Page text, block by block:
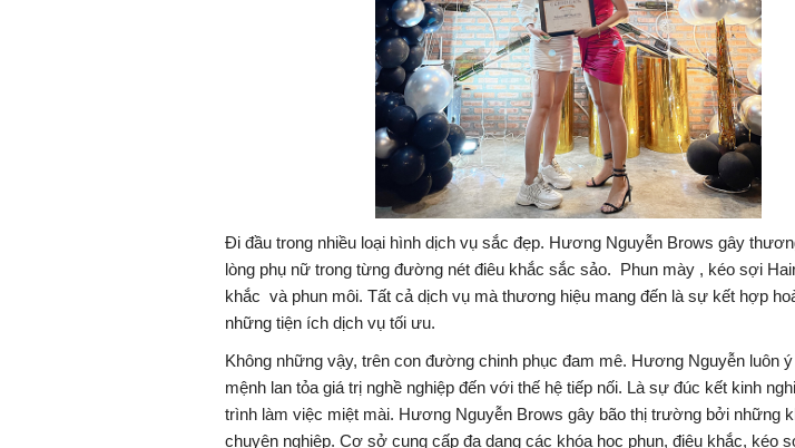
Đi đầu trong nhiều loại hình dịch vụ sắc đẹp. Hương Nguyễn Brows gây
lòng phụ nữ trong từng đường nét điêu khắc sắc sảo. Phun mày , kéo sợi
khắc và phun môi. Tất cả dịch vụ mà thương hiệu mang đến là sự kết hợp
những tiện ích dịch vụ tối ưu.
Không những vậy, trên con đường chinh phục đam mê. Hương Nguyễn luôn
mệnh lan tỏa giá trị nghề nghiệp đến với thế hệ tiếp nối. Là sự đúc kết kinh
trình làm việc miệt mài. Hương Nguyễn Brows gây bão thị trường bởi những
chuyên nghiệp. Cơ sở cung cấp đa dạng các khóa học phun, điêu khắc, kéo